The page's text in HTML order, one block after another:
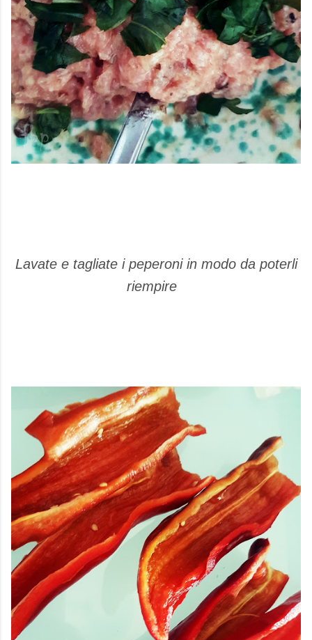
Lavate e tagliate i peperoni in modo da poterli
riempire